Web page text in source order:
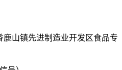
山镇先进制造业开发区食品专